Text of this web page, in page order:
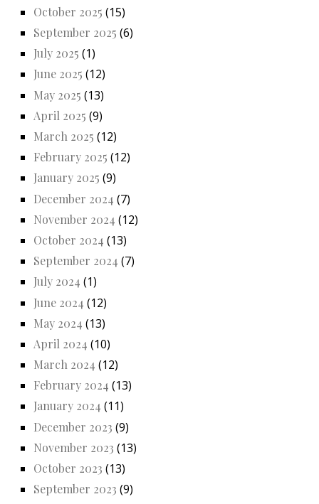
October 2025 (15)
September 2025 (6)
July 2025 (1)
June 2025 (12)
May 2025 (13)
April 2025 (9)
March 2025 (12)
February 2025 (12)
January 2025 (9)
December 2024 (7)
November 2024 (12)
October 2024 (13)
September 2024 (7)
July 2024 (1)
June 2024 (12)
May 2024 (13)
April 2024 (10)
March 2024 (12)
February 2024 (13)
January 2024 (11)
December 2023 (9)
November 2023 (13)
October 2023 (13)
September 2023 (9)